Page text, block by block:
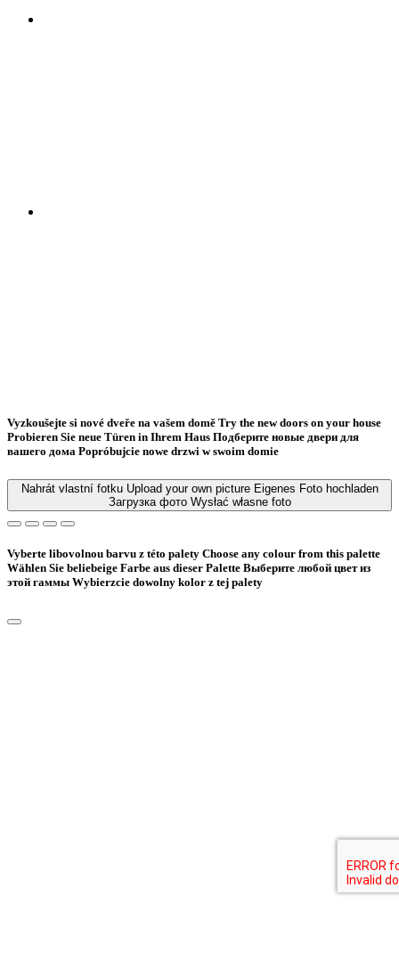
Vyzkoušejte si nové dveře na vašem domě Try the new doors on your house
Probieren Sie neue Türen in Ihrem Haus Подберите новые двери для
вашего дома Popróbujcie nowe drzwi w swoim domie
Nahrát vlastní fotku Upload your own picture Eigenes Foto hochladen
Загрузка фото Wysłać własne foto
Vyberte libovolnou barvu z této palety Choose any colour from this palette
Wählen Sie beliebeige Farbe aus dieser Palette Bыберите любой цвет из
этой гаммы Wybierzcie dowolny kolor z tej palety